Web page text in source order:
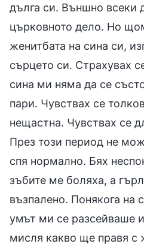
дълга си. Външно всеки
църковното дело. Но
женитбата на сина си,
сърцето си. Страхувах
сина ми няма да се
пари. Чувствах се
нещастна. Чувствах се
През този период не
спя нормално. Бях
зъбите ме боляха, а
възпалено. Понякога на
умът ми се разсейваше
мисля какво ще правя с